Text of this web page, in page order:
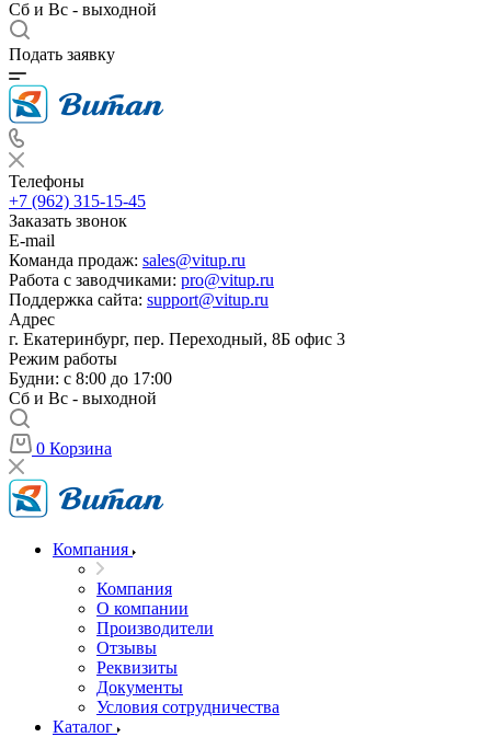
Сб и Вс - выходной
Подать заявку
Телефоны
+7 (962) 315-15-45
Заказать звонок
E-mail
Команда продаж: sales@vitup.ru
Работа с заводчиками: pro@vitup.ru
Поддержка сайта: support@vitup.ru
Адрес
г. Екатеринбург, пер. Переходный, 8Б офис 3
Режим работы
Будни: с 8:00 до 17:00
Сб и Вс - выходной
0 Корзина
Компания
Компания
О компании
Производители
Отзывы
Реквизиты
Документы
Условия сотрудничества
Каталог